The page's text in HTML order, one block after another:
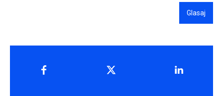
Glasaj